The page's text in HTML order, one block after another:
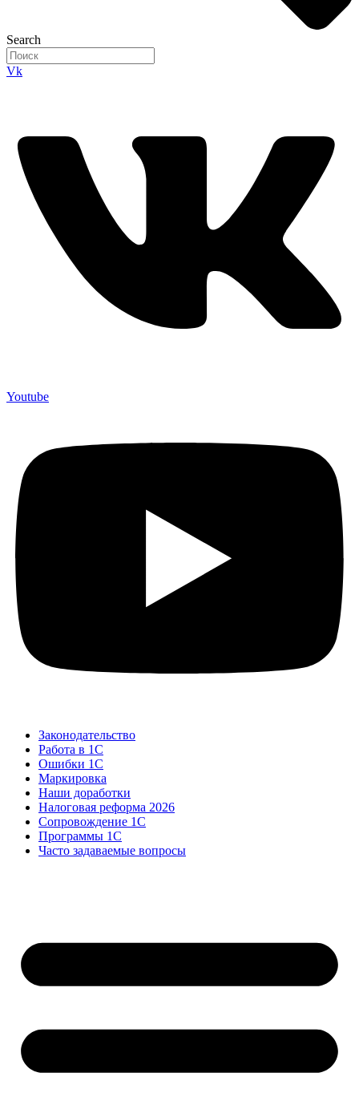
Search
Vk
Youtube
Законодательство
Работа в 1С
Ошибки 1С
Маркировка
Наши доработки
Налоговая реформа 2026
Сопровождение 1С
Программы 1С
Часто задаваемые вопросы